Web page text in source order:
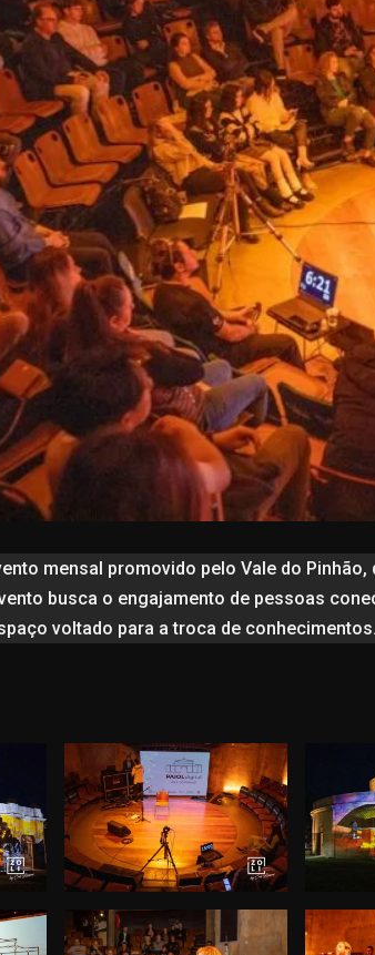
mensal promovido pelo Vale do
busca o engajamento de pessoas
voltado para a troca de